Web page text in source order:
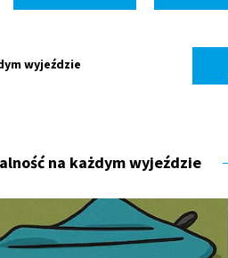
wyjeździe
na każdym wyjeździe